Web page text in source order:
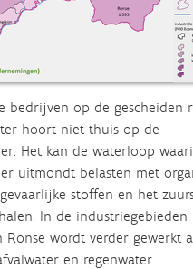
bedrijven op de gescheiden
hoort niet thuis op de
Het kan de waterloop
uitmondt belasten met
stoffen en het
In de industriegebieden
Ronse wordt verder gewerkt
en regenwater.